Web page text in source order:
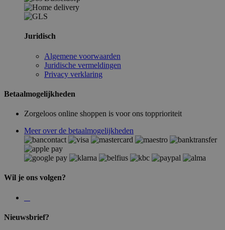
Juridisch
Algemene voorwaarden
Juridische vermeldingen
Privacy verklaring
Betaalmogelijkheden
Zorgeloos online shoppen is voor ons topprioriteit
Meer over de betaalmogelijkheden
Wil je ons volgen?
Nieuwsbrief?